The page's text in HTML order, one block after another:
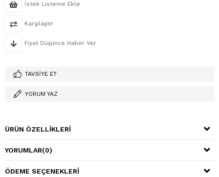
İstek Listeme Ekle
Karşılaştır
Fiyat Düşünce Haber Ver
TAVSIYE ET
YORUM YAZ
ÜRÜN ÖZELLIKLERI
YORUMLAR(0)
ÖDEME SEÇENEKLERI